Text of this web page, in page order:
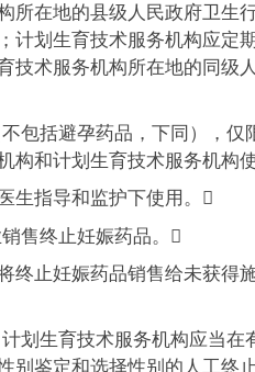
所在地的县级人民政府卫生
计划生育技术服务机构应定
技术服务机构所在地的同级
包括避孕药品，下同），仅
构和计划生育技术服务机构
生指导和监护下使用。
售终止妊娠药品。
终止妊娠药品销售给未获得
划生育技术服务机构应当在
别鉴定和选择性别的人工终